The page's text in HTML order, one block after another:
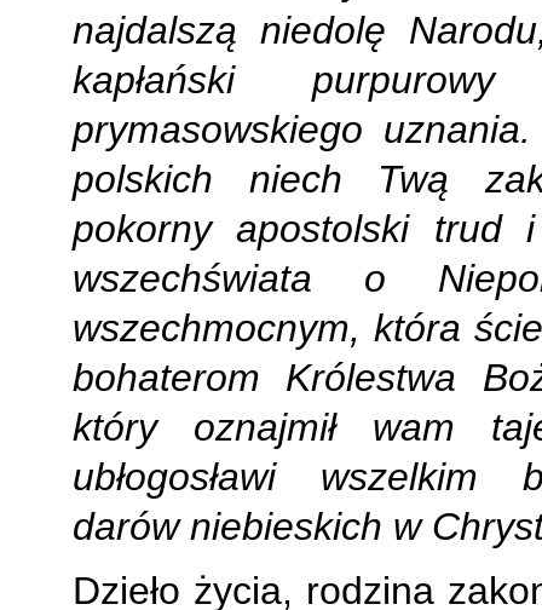
najdalszą niedolę
kapłański
prymasowskiego
polskich niech Twą
pokorny apostolski trud
wszechświata o
wszechmocnym, która
bohaterom Królestwa
który oznajmił wam
ubłogosławi wszelkim
darów niebieskich w
Dzieło życia, rodzina